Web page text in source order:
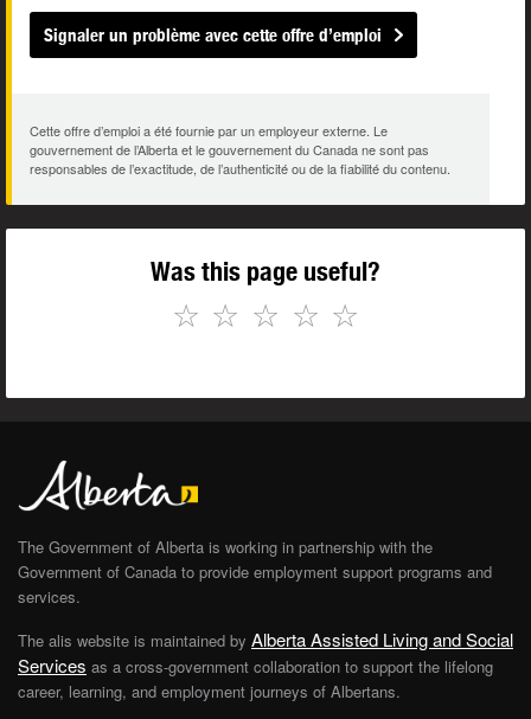
Signaler un problème avec cette offre d’emploi
Cette offre d’emploi a été fournie par un employeur externe. Le
gouvernement de l’Alberta et le gouvernement du Canada ne sont pas
responsables de l’exactitude, de l’authenticité ou de la fiabilité du contenu.
Was this page useful?
☆
☆
☆
☆
☆
The Government of Alberta is working in partnership with the
Government of Canada to provide employment support programs and
services.
The alis website is maintained by Alberta Assisted Living and Social
Services as a cross-government collaboration to support the lifelong
career, learning, and employment journeys of Albertans.